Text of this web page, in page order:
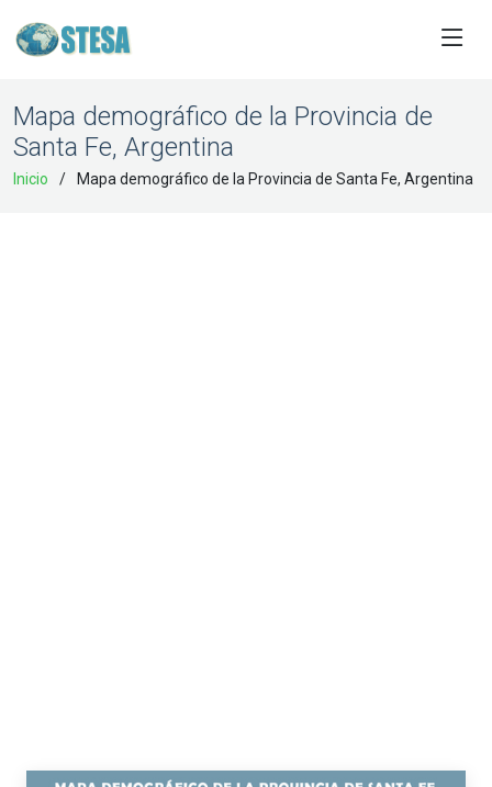
Mapa demográfico de la Provincia de
Santa Fe, Argentina
Inicio Mapa demográfico de la Provincia de Santa Fe, Argentina